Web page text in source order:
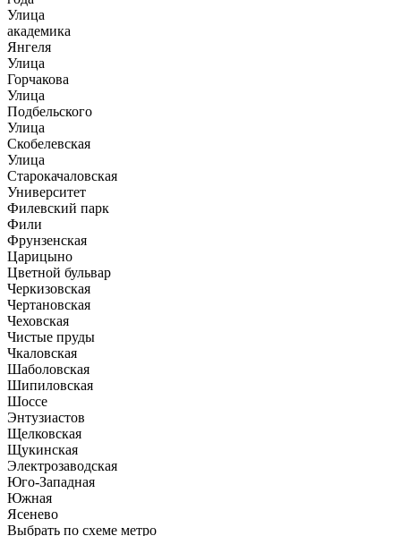
Улица
академика
Янгеля
Улица
Горчакова
Улица
Подбельского
Улица
Скобелевская
Улица
Старокачаловская
Университет
Филевский парк
Фили
Фрунзенская
Царицыно
Цветной бульвар
Черкизовская
Чертановская
Чеховская
Чистые пруды
Чкаловская
Шаболовская
Шипиловская
Шоссе
Энтузиастов
Щелковская
Щукинская
Электрозаводская
Юго-Западная
Южная
Ясенево
Выбрать по схеме метро